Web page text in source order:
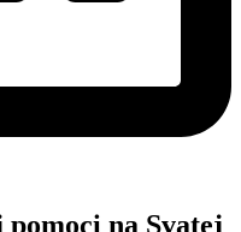
na Svatej